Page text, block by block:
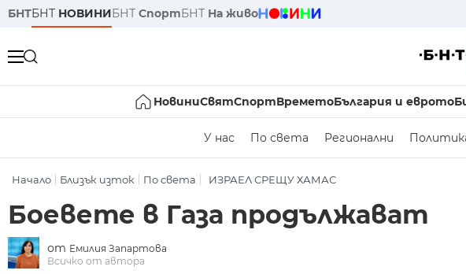
БНТБНТ НОВИНИБНТ СпортБНТ На живо
НовиниСвятСпортВреметоБългария и еврото
У нас По света Регионални
Начало Близък изток По света ИЗРАЕЛ СРЕЩУ ХАМАС
Боевете в Газа продължават
от Емилия Запартова
Всичко от автора